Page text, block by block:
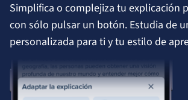
Simplifica o complejiza tu explicación
con sólo pulsar un botón. Estudia de
personalizada para ti y tu estilo de